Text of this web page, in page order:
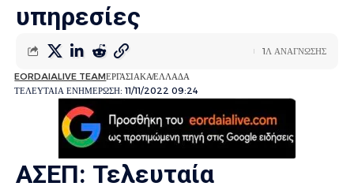
υπηρεσίες
ΤΕΛΕΥΤΑΙΑ ΕΝΗΜΕΡΩΣΗ: 11/11/2022 09:24
EORDAIALIVE TEAMΕΡΓΑΣΙΑΚΑΕΛΛΑΔΑ
1Λ ΑΝΑΓΝΩΣΗΣ
ΑΣΕΠ: Τελευταία